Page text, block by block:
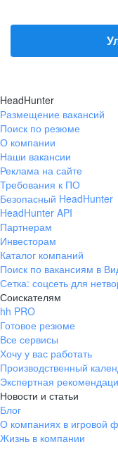
HeadHunter
Размещение вакансий
Поиск по резюме
О компании
Наши вакансии
Реклама на сайте
Требования к ПО
Безопасный HeadHunter
HeadHunter API
Партнерам
Инвесторам
Каталог компаний
Поиск по вакансиям в
Сетка: соцсеть для
Соискателям
hh PRO
Готовое резюме
Все сервисы
Хочу у вас работать
Производственный
Экспертная
Новости и статьи
Блог
О компаниях в игровой
Жизнь в компании